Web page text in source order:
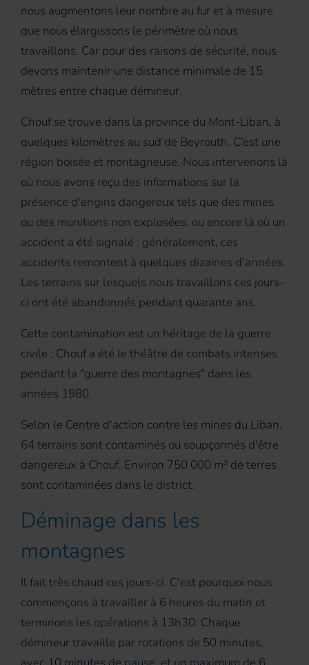
nous augmentons leur nombre au fur et à mesure
que nous élargissons le périmètre où nous
travaillons. Car pour des raisons de sécurité, nous
devons maintenir une distance minimale de 15
mètres entre chaque démineur.
Chouf se trouve dans la province du Mont-Liban, à
quelques kilomètres au sud de Beyrouth. C’est une
région boisée et montagneuse. Nous intervenons là
où nous avons reçu des informations sur la
présence d'engins dangereux tels que des mines
ou des munitions non explosées, ou encore là où un
accident a été signalé : généralement, ces
accidents remontent à quelques dizaines d’années.
Les terrains sur lesquels nous travaillons ces jours-
ci ont été abandonnés pendant quarante ans.
Cette contamination est un héritage de la guerre
civile : Chouf a été le théâtre de combats intenses
pendant la "guerre des montagnes" dans les
années 1980.
Selon le Centre d'action contre les mines du Liban,
64 terrains sont contaminés ou soupçonnés d'être
dangereux à Chouf. Environ 750 000 m² de terres
sont contaminées dans le district.
Déminage dans les
montagnes
Il fait très chaud ces jours-ci. C'est pourquoi nous
commençons à travailler à 6 heures du matin et
terminons les opérations à 13h30. Chaque
démineur travaille par rotations de 50 minutes,